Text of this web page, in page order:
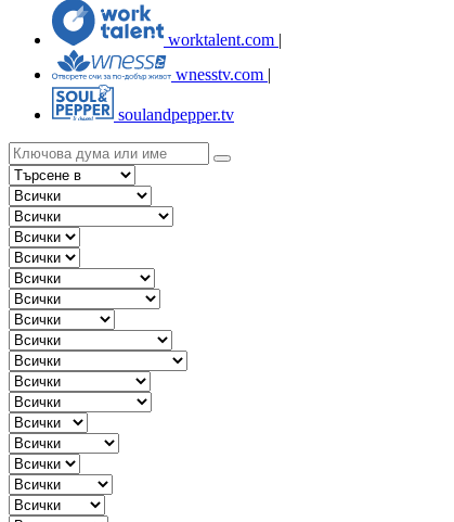
worktalent.com |
wnesstv.com |
soulandpepper.tv